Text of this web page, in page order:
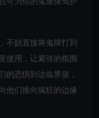
不妨直接将鬼牌打到
使用，让紧张的氛围
的恐惧到达临界值，
他们推向疯狂的边缘